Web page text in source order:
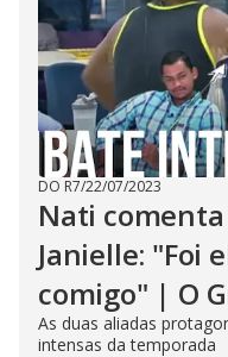
DO R7/22/07/2023
Nati
Janielle: "Foi
comigo" | O
As duas aliadas
intensas da temporada